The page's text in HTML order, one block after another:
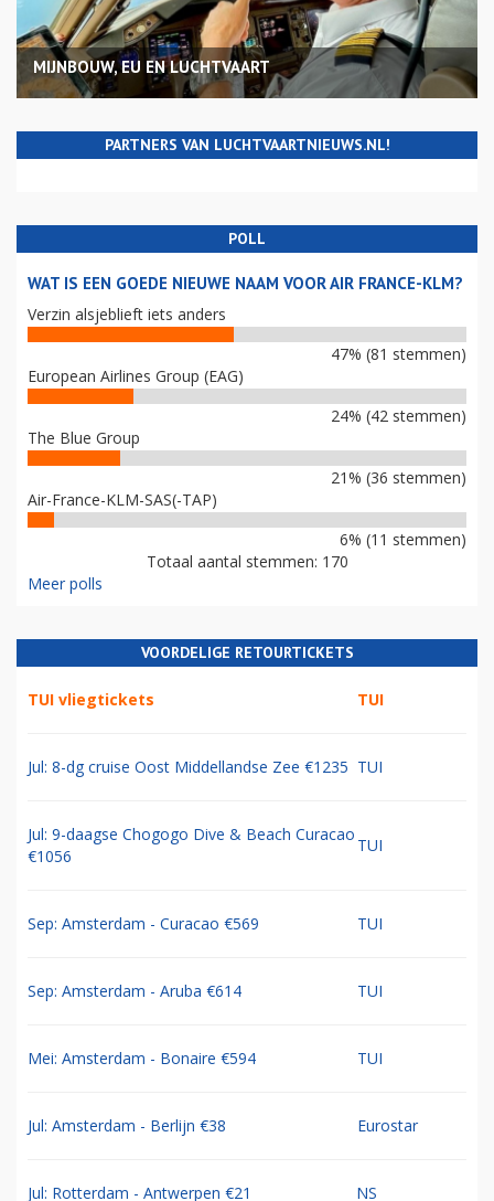
MIJNBOUW, EU EN LUCHTVAART
PARTNERS VAN LUCHTVAARTNIEUWS.NL!
POLL
WAT IS EEN GOEDE NIEUWE NAAM VOOR AIR FRANCE-KLM?
Verzin alsjeblieft iets anders
47% (81 stemmen)
European Airlines Group (EAG)
24% (42 stemmen)
The Blue Group
21% (36 stemmen)
Air-France-KLM-SAS(-TAP)
6% (11 stemmen)
Totaal aantal stemmen: 170
Meer polls
VOORDELIGE RETOURTICKETS
TUI vliegtickets TUI
Jul: 8-dg cruise Oost Middellandse Zee €1235 TUI
Jul: 9-daagse Chogogo Dive & Beach Curacao
€1056
TUI
Sep: Amsterdam - Curacao €569 TUI
Sep: Amsterdam - Aruba €614 TUI
Mei: Amsterdam - Bonaire €594 TUI
Jul: Amsterdam - Berlijn €38 Eurostar
Jul: Rotterdam - Antwerpen €21 NS